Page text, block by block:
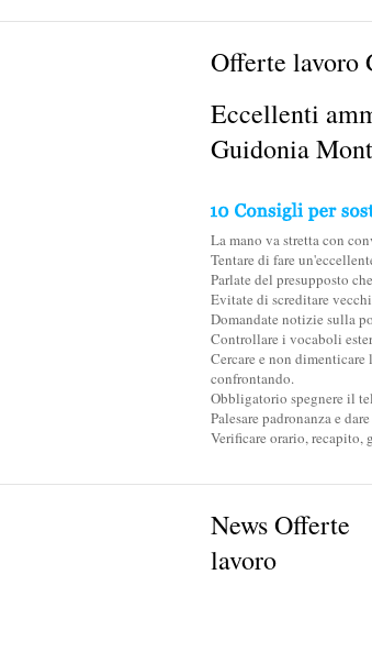
Offerte lavoro
Eccellenti
Guidonia
La mano va stretta con
Tentare di fare
Parlate del presupposto
Evitate di screditare
Domandate notizie sulla
Controllare i vocaboli
Cercare e non
confrontando.
Obbligatorio spegnere il
Palesare padronanza e
Verificare orario, recapito,
News Offerte
lavoro